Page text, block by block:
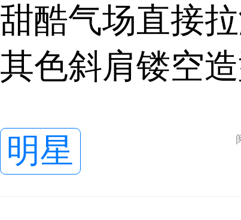
甜酷气场直接
其色斜肩镂空
明星